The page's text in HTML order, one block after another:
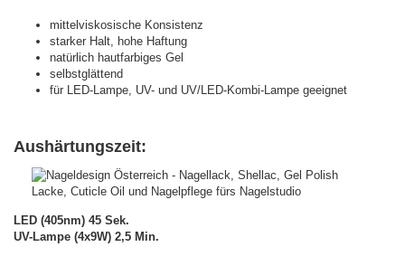
mittelviskosische Konsistenz
starker Halt, hohe Haftung
natürlich hautfarbiges Gel
selbstglättend
für LED-Lampe, UV- und UV/LED-Kombi-Lampe geeignet
Aushärtungszeit:
LED (405nm) 45 Sek.
UV-Lampe (4x9W) 2,5 Min.